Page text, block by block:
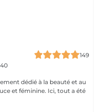
149
dédié à la beauté et au
et féminine. Ici, tout a été